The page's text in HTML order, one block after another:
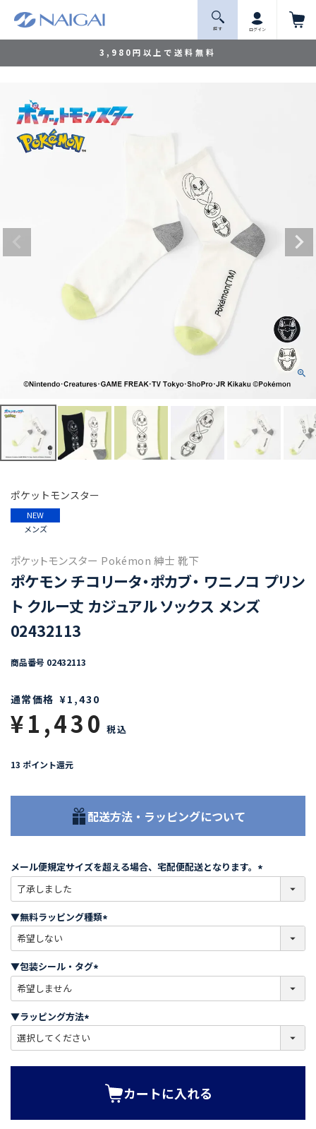
3,980円以上で送料無料
探 す ログイン
ポケットモンスター
NEW
メンズ
ポケットモンスター Pokémon 紳士 靴下
ポケモン チコリータ・ポカブ・ ワニノコ プリン
ト クルー丈 カジュアル ソックス メンズ
02432113
商品番号 02432113
通常価格 ¥1,430
¥1,430 税込
13 ポイント還元
配送方法・ラッピングについて
メール便規定サイズを超える場合、宅配便配送となります。
必
)
▼無料ラッピング種類
必
)
▼包装シール・タグ
必
)
▼ラッピング方法
必
カートに入れる